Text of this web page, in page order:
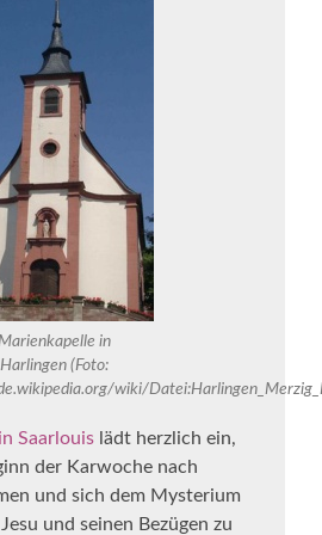
in
Harlingen (Foto:
wiki/
Saarlouis lädt herzlich ein,
der Karwoche nach
und sich dem Mysterium
und seinen Bezügen zu